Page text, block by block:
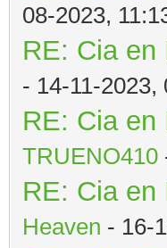
08-2023,
RE: Cia en
- 14-11-2023,
RE: Cia en
TRUENO410
RE: Cia en
Heaven - 16-